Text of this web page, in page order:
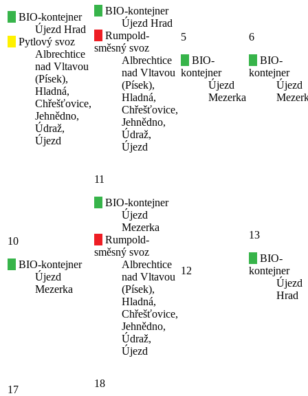
BIO-kontejner
Újezd Hrad
Pytlový svoz
Albrechtice
nad Vltavou
(Písek),
Hladná,
Chřešťovice,
Jehnědno,
Údraž,
Újezd
BIO-kontejner
Újezd Hrad
Rumpold-
směsný svoz
Albrechtice
nad Vltavou
(Písek),
Hladná,
Chřešťovice,
Jehnědno,
Údraž,
Újezd
5
BIO-
kontejner
Újezd
Mezerka
6
BIO-
kontejner
Újezd
10
BIO-kontejner
Újezd
Mezerka
11
BIO-kontejner
Újezd
Mezerka
Rumpold-
směsný svoz
Albrechtice
nad Vltavou
(Písek),
Hladná,
Chřešťovice,
Jehnědno,
Údraž,
Újezd
12
13
BIO-
kontejner
Újezd
Hrad
17
18